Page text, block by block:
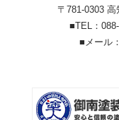
〒781-0303 高
■TEL：
■メール